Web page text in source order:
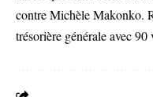
contre Michèle Makonko.
trésorière générale avec